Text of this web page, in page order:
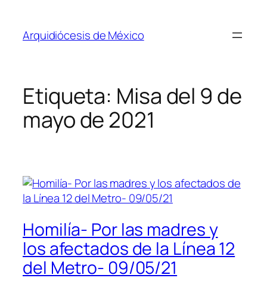
contenido
Arquidiócesis de México
Etiqueta: Misa del 9 de
mayo de 2021
Homilía- Por las madres y
los afectados de la Línea 12
del Metro- 09/05/21